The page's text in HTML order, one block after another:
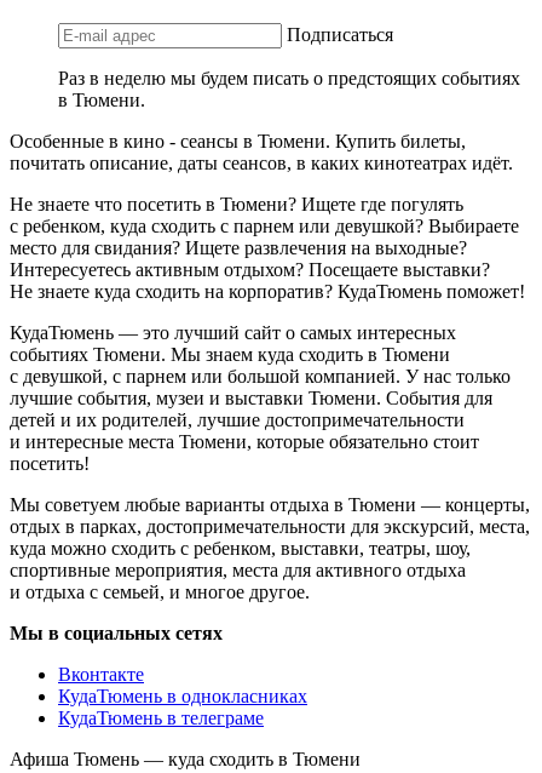
Подписаться
Раз в неделю мы будем писать о предстоящих событиях
в Тюмени.
Особенные в кино - сеансы в Тюмени. Купить билеты,
почитать описание, даты сеансов, в каких кинотеатрах идёт.
Не знаете что посетить в Тюмени? Ищете где погулять
с ребенком, куда сходить с парнем или девушкой? Выбираете
место для свидания? Ищете развлечения на выходные?
Интересуетесь активным отдыхом? Посещаете выставки?
Не знаете куда сходить на корпоратив? КудаТюмень поможет!
КудаТюмень — это лучший сайт о самых интересных
событиях Тюмени. Мы знаем куда сходить в Тюмени
с девушкой, с парнем или большой компанией. У нас только
лучшие события, музеи и выставки Тюмени. События для
детей и их родителей, лучшие достопримечательности
и интересные места Тюмени, которые обязательно стоит
посетить!
Мы советуем любые варианты отдыха в Тюмени — концерты,
отдых в парках, достопримечательности для экскурсий, места,
куда можно сходить с ребенком, выставки, театры, шоу,
спортивные мероприятия, места для активного отдыха
и отдыха с семьей, и многое другое.
Мы в социальных сетях
Вконтакте
КудаТюмень в однокласниках
КудаТюмень в телеграме
Афиша Тюмень — куда сходить в Тюмени